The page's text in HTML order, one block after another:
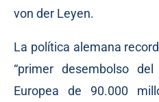
von der Leyen.
La política alemana
“primer desembolso
Europea de 90.000